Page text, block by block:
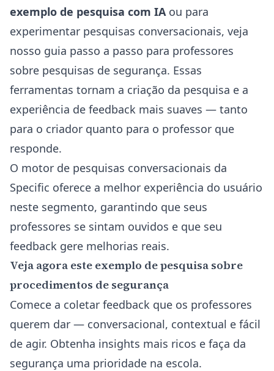
exemplo de pesquisa com IAou para
experimentar pesquisas conversacionais, veja
nosso guia passo a passo para professores
sobre pesquisas de segurança. Essas
ferramentas tornam a criação da pesquisa e a
experiência de feedback mais suaves — tanto
para o criador quanto para o professor que
responde.
O motor de pesquisas conversacionais da
Specific oferece a melhor experiência do usuário
neste segmento, garantindo que seus
professores se sintam ouvidos e que seu
feedback gere melhorias reais.
Veja agora este exemplo de pesquisa sobre
procedimentos de segurança
Comece a coletar feedback que os professores
querem dar — conversacional, contextual e fácil
de agir. Obtenha insights mais ricos e faça da
segurança uma prioridade na escola.